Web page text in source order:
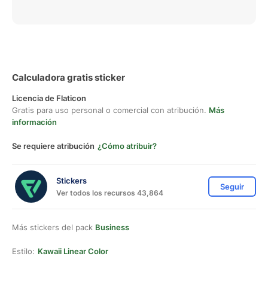
Calculadora gratis sticker
Licencia de Flaticon
Gratis para uso personal o comercial con atribución. Más
información
Se requiere atribución ¿Cómo atribuir?
Stickers
Ver todos los recursos 43,864
Seguir
Más stickers del pack Business
Estilo: Kawaii Linear Color